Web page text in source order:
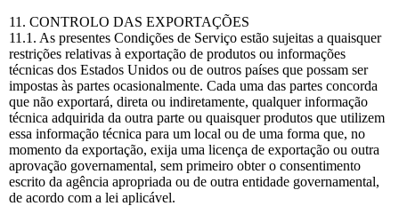
11. CONTROLO DAS EXPORTAÇÕES
11.1. As presentes Condições de Serviço estão sujeitas a quaisquer
restrições relativas à exportação de produtos ou informações
técnicas dos Estados Unidos ou de outros países que possam ser
impostas às partes ocasionalmente. Cada uma das partes concorda
que não exportará, direta ou indiretamente, qualquer informação
técnica adquirida da outra parte ou quaisquer produtos que utilizem
essa informação técnica para um local ou de uma forma que, no
momento da exportação, exija uma licença de exportação ou outra
aprovação governamental, sem primeiro obter o consentimento
escrito da agência apropriada ou de outra entidade governamental,
de acordo com a lei aplicável.